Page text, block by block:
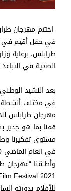
في حفل أقيم في
طرابلس، برعاية
الصحية في
بعد النشيد
في مختلف أنشطة
مهرجان طرابلس
قمنا بما هو جدير
مستوى تفكيرنا